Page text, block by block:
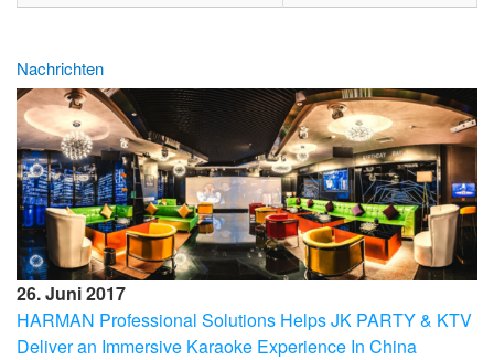
Nachrichten
26. Juni 2017
HARMAN Professional Solutions Helps JK PARTY & KTV
Deliver an Immersive Karaoke Experience In China